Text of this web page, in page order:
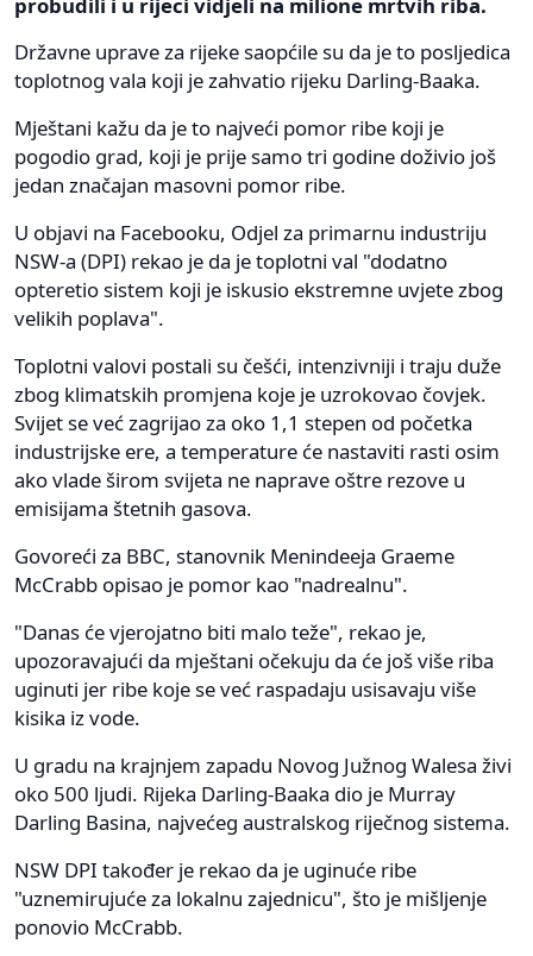
Državne uprave za rijeke saopćile su da je to posljedica
toplotnog vala koji je zahvatio rijeku Darling-Baaka.
Mještani kažu da je to najveći pomor ribe koji je
pogodio grad, koji je prije samo tri godine doživio još
jedan značajan masovni pomor ribe.
U objavi na Facebooku, Odjel za primarnu industriju
NSW-a (DPI) rekao je da je toplotni val "dodatno
opteretio sistem koji je iskusio ekstremne uvjete zbog
velikih poplava".
Toplotni valovi postali su češći, intenzivniji i traju duže
zbog klimatskih promjena koje je uzrokovao čovjek.
Svijet se već zagrijao za oko 1,1 stepen od početka
industrijske ere, a temperature će nastaviti rasti osim
ako vlade širom svijeta ne naprave oštre rezove u
emisijama štetnih gasova.
Govoreći za BBC, stanovnik Menindeeja Graeme
McCrabb opisao je pomor kao "nadrealnu".
"Danas će vjerojatno biti malo teže", rekao je,
upozoravajući da mještani očekuju da će još više riba
uginuti jer ribe koje se već raspadaju usisavaju više
kisika iz vode.
U gradu na krajnjem zapadu Novog Južnog Walesa živi
oko 500 ljudi. Rijeka Darling-Baaka dio je Murray
Darling Basina, najvećeg australskog riječnog sistema.
NSW DPI također je rekao da je uginuće ribe
"uznemirujuće za lokalnu zajednicu", što je mišljenje
ponovio McCrabb.